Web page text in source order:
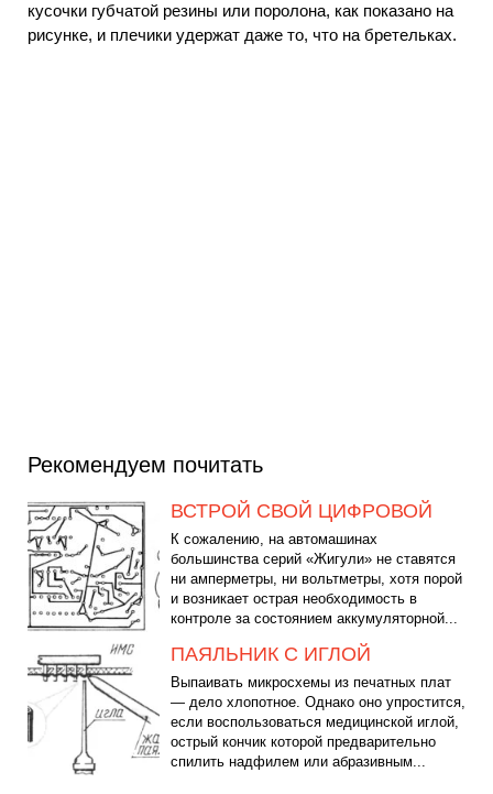
кусочки губчатой резины или поролона, как показано на
рисунке, и плечики удержат даже то, что на бретельках.
Рекомендуем почитать
ВСТРОЙ СВОЙ ЦИФРОВОЙ
К сожалению, на автомашинах
большинства серий «Жигули» не ставятся
ни амперметры, ни вольтметры, хотя порой
и возникает острая необходимость в
контроле за состоянием аккумуляторной...
ПАЯЛЬНИК С ИГЛОЙ
Выпаивать микросхемы из печатных плат
— дело хлопотное. Однако оно упростится,
если воспользоваться медицинской иглой,
острый кончик которой предварительно
спилить надфилем или абразивным...